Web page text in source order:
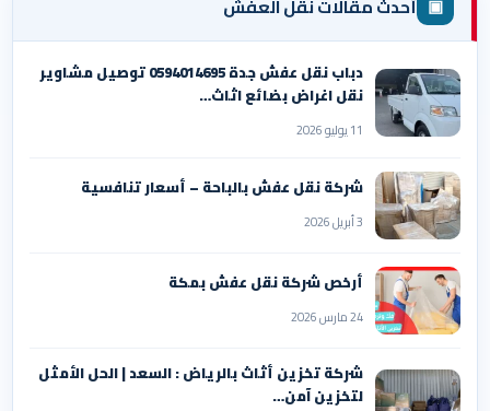
▣ أحدث مقالات نقل العفش
دباب نقل عفش جدة 0594014695 توصيل مشاوير
نقل اغراض بضائع اثاث…
11 يوليو 2026
شركة نقل عفش بالباحة – أسعار تنافسية
3 أبريل 2026
أرخص شركة نقل عفش بمكة
24 مارس 2026
شركة تخزين أثاث بالرياض : السعد | الحل الأمثل
لتخزين آمن…